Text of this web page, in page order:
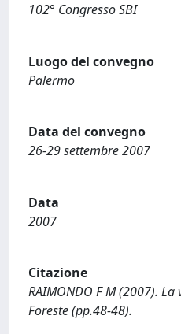
102° Congresso SBI
Luogo del convegno
Palermo
Data del convegno
26-29 settembre 2007
Data
2007
Citazione
RAIMONDO F M (2007).
Foreste (pp.48-48).